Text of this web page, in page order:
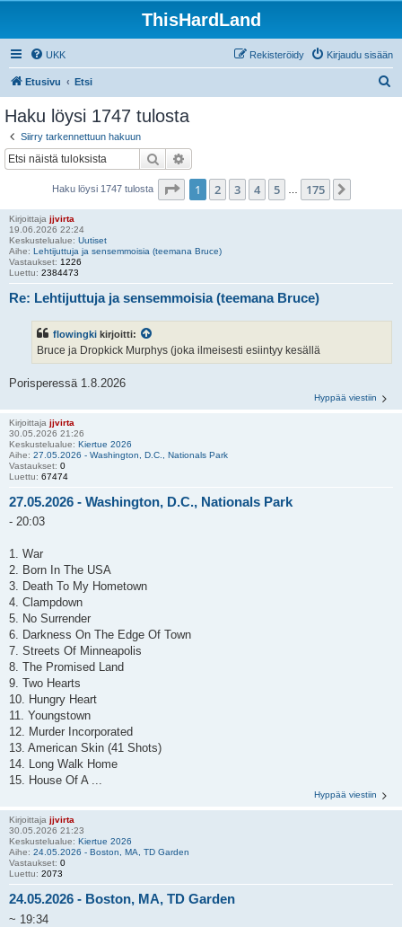
ThisHardLand
UKK Kirjaudu sisään
Rekisteröidy
Etusivu Etsi
Haku löysi 1747 tulosta
Siirry tarkennettuun hakuun
Etsi
Haku löysi 1747 tulosta Sivu /175
1 2 3 4 5 175
Kirjoittaja jjvirta
19.06.2026 22:24
Keskustelualue: Uutiset
Aihe: Lehtijuttuja ja sensemmoisia (teemana Bruce)
Vastaukset: 1226
Luettu: 2384473
Re: Lehtijuttuja ja sensemmoisia (teemana Bruce)
flowingki kirjoitti:
Bruce ja Dropkick Murphys (joka ilmeisesti esiintyy kesällä
Porisperessä 1.8.2026
Hyppää viestiin
Kirjoittaja jjvirta
30.05.2026 21:26
Keskustelualue: Kiertue 2026
Aihe: 27.05.2026 - Washington, D.C., Nationals Park
Vastaukset: 0
Luettu: 67474
27.05.2026 - Washington, D.C., Nationals Park
- 20:03
1. War
2. Born In The USA
3. Death To My Hometown
4. Clampdown
5. No Surrender
6. Darkness On The Edge Of Town
7. Streets Of Minneapolis
8. The Promised Land
9. Two Hearts
10. Hungry Heart
11. Youngstown
12. Murder Incorporated
13. American Skin (41 Shots)
14. Long Walk Home
15. House Of A ...
Hyppää viestiin
Kirjoittaja jjvirta
30.05.2026 21:23
Keskustelualue: Kiertue 2026
Aihe: 24.05.2026 - Boston, MA, TD Garden
Vastaukset: 0
Luettu: 2073
24.05.2026 - Boston, MA, TD Garden
~ 19:34